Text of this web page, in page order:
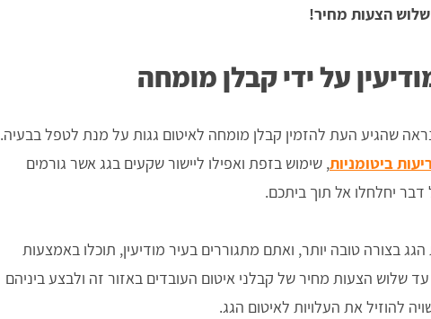
הצעות מחיר!
על ידי קבלן מומחה
שהגיע העת להזמין קבלן מומחה לאיטום גגות על מנת לטפל בבעיה.
ביטומניות, שימוש בזפת ואפילו ליישור שקעים בגג אשר גורמים
יחלחלו אל תוך ביתכם.
בצורה טובה יותר, ואתם מתגוררים בעיר מודיעין, תוכלו באמצעות
שלוש הצעות מחיר של קבלני איטום העובדים באזור זה ולבצע ביניהם
להוזיל את העלויות לאיטום הגג.